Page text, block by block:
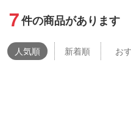
7件の商品があります
人気順 新着順 お